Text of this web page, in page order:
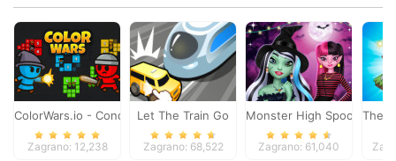
ColorWars.io - Conquest Game
Zagrano: 12,238
Let The Train Go
Zagrano: 68,522
Monster High Spooky
Zagrano: 61,040
The